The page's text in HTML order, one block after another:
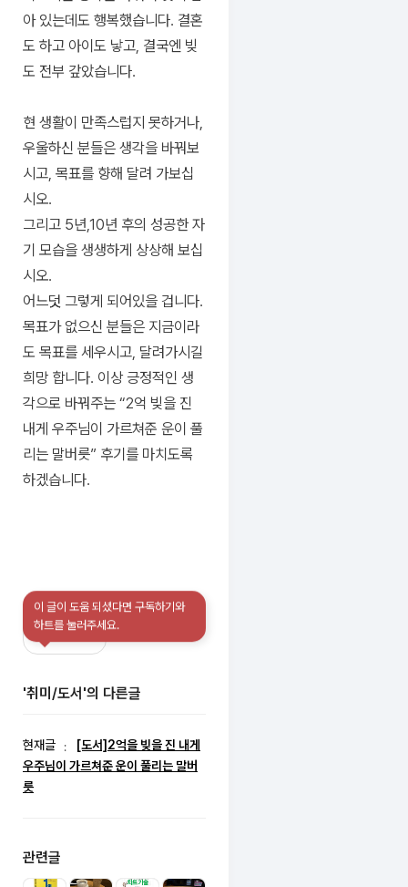
아 있는데도 행복했습니다. 결혼
도 하고 아이도 낳고, 결국엔 빚
도 전부 갚았습니다.
현 생활이 만족스럽지 못하거나,
우울하신 분들은 생각을 바꿔보
시고, 목표를 향해 달려 가보십
시오.
그리고 5년,10년 후의 성공한 자
기 모습을 생생하게 상상해 보십
시오.
어느덧 그렇게 되어있을 겁니다.
목표가 없으신 분들은 지금이라
도 목표를 세우시고, 달려가시길
희망 합니다. 이상 긍정적인 생
각으로 바꿔주는 “2억 빚을 진
내게 우주님이 가르쳐준 운이 풀
리는 말버릇” 후기를 마치도록
하겠습니다.
11 구독하기
이 글이 도움 되셨다면 구독하기와
하트를 눌러주세요.
'취미/도서'의 다른글
현재글
[도서]2억을 빚을 진 내게
우주님이 가르쳐준 운이 풀리는 말버
릇
관련글